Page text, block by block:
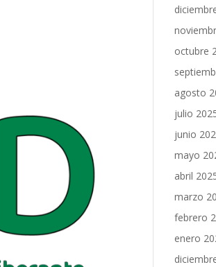
octubre
agosto
julio
junio
mayo
abril
marzo
febrero
enero